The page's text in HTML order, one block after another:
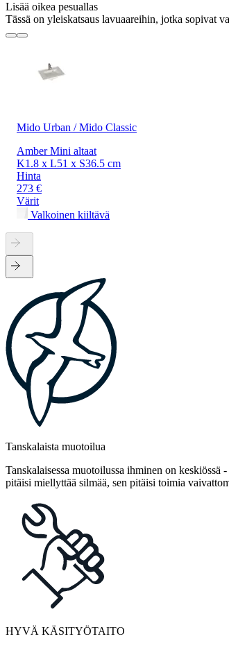
Lisää oikea pesuallas
Tässä on yleiskatsaus lavuaareihin, jotka sopivat
Mido Urban / Mido Classic
Amber Mini altaat
K1.8 x L51 x S36.5 cm
Hinta
273 €
Värit
Valkoinen kiiltävä
Tanskalaista muotoilua
Tanskalaisessa muotoilussa ihminen on
pitäisi miellyttää silmää, sen pitäisi toimia
HYVÄ KÄSITYÖTAITO